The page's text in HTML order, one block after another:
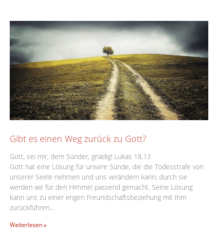
Gibt es einen Weg zurück zu Gott?
Gott, sei mir, dem Sünder, gnädig! Lukas 18,13
Gott hat eine Lösung für unsere Sünde, die die Todesstrafe von
unserer Seele nehmen und uns verändern kann; durch sie
werden wir für den Himmel passend gemacht. Seine Lösung
kann uns zu einer engen Freundschaftsbeziehung mit Ihm
zurückführen…
Weiterlesen »